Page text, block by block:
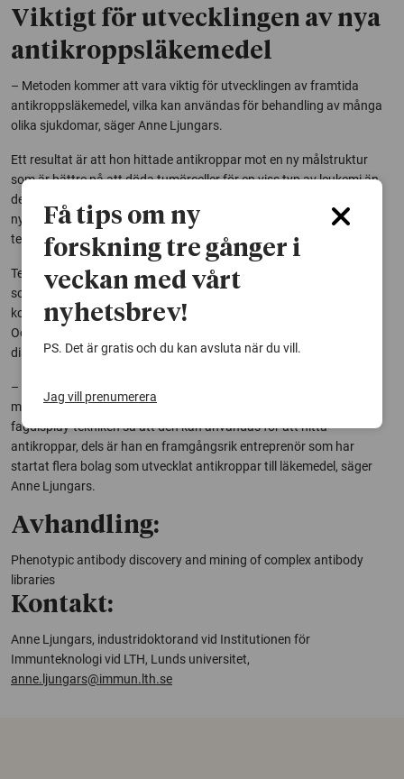
Viktigt för utvecklingen av nya
antikroppsläkemedel
– Metoden kommer att vara viktig för utvecklingen av framtida
antikroppsläkemedel, vilka kan användas för behandling av många
olika sjukdomar, säger Anne Ljungars.
Ett resultat är att hon hittade antikroppar mot en ny målstruktur
som är bättre på att döda tumörceller för en viss typ av leukemi än
den typ av antikropp som används idag. En antikropp mot denna
nya målstruktur håller nu på att utvecklas till ett nytt läkemedel och
testas just nu på människor.
Tekniken i grunden bygger på fagdisplay av antikroppar, en metod
som utvecklats av nobelpristagaren Sir Gregory Winter. Detta
kompletterat med nya tekniker har lett fram till den nya metoden.
Och nu kommer han till Lund för att vara opponent vid
disputationen.
– Det känns väldigt roligt, även om det också är lite nervöst. Men
man kan inte tänka sig någon bättre. Dels utvecklade han
fagdisplay-tekniken så att den kan användas för att hitta
antikroppar, dels är han en framgångsrik entreprenör som har
startat flera bolag som utvecklat antikroppar till läkemedel, säger
Anne Ljungars.
Avhandling:
Phenotypic antibody discovery and mining of complex antibody
libraries
Kontakt:
Anne Ljungars, industridoktorand vid Institutionen för
Immunteknologi vid LTH, Lunds universitet,
anne.ljungars@immun.lth.se
Få tips om ny
forskning tre gånger i
veckan med vårt
nyhetsbrev!
PS. Det är gratis och du kan avsluta när du vill.
Jag vill prenumerera